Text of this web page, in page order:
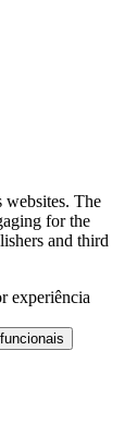
websites. The
for the
and third
experiência